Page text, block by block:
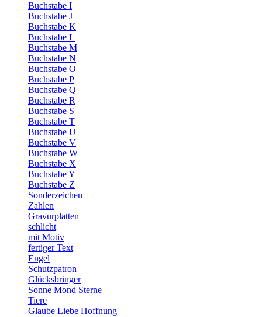
Buchstabe I
Buchstabe J
Buchstabe K
Buchstabe L
Buchstabe M
Buchstabe N
Buchstabe O
Buchstabe P
Buchstabe Q
Buchstabe R
Buchstabe S
Buchstabe T
Buchstabe U
Buchstabe V
Buchstabe W
Buchstabe X
Buchstabe Y
Buchstabe Z
Sonderzeichen
Zahlen
Gravurplatten
schlicht
mit Motiv
fertiger Text
Engel
Schutzpatron
Glücksbringer
Sonne Mond Sterne
Tiere
Glaube Liebe Hoffnung